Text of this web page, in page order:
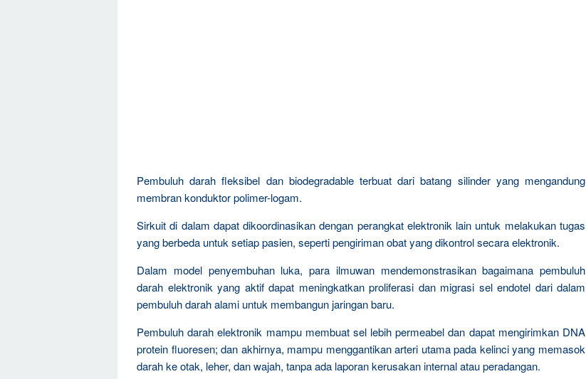
Pembuluh darah fleksibel dan biodegradable terbuat dari batang silinder yang mengandung
membran konduktor polimer-logam.
Sirkuit di dalam dapat dikoordinasikan dengan perangkat elektronik lain untuk melakukan tugas
yang berbeda untuk setiap pasien, seperti pengiriman obat yang dikontrol secara elektronik.
Dalam model penyembuhan luka, para ilmuwan mendemonstrasikan bagaimana pembuluh
darah elektronik yang aktif dapat meningkatkan proliferasi dan migrasi sel endotel dari dalam
pembuluh darah alami untuk membangun jaringan baru.
Pembuluh darah elektronik mampu membuat sel lebih permeabel dan dapat mengirimkan DNA
protein fluoresen; dan akhirnya, mampu menggantikan arteri utama pada kelinci yang memasok
darah ke otak, leher, dan wajah, tanpa ada laporan kerusakan internal atau peradangan.